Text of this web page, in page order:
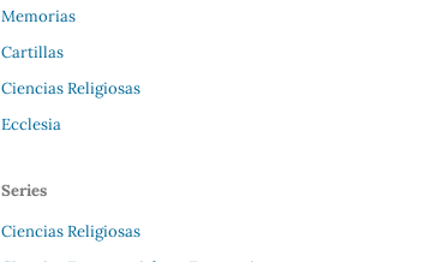
Memorias
Cartillas
Ciencias Religiosas
Ecclesia
Series
Ciencias Religiosas